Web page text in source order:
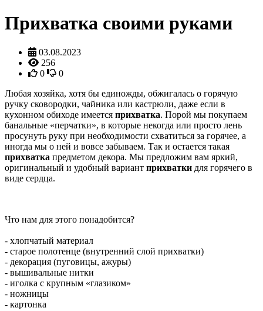
Прихватка своими руками
03.08.2023
256
0
0
Любая хозяйка, хотя бы единожды, обжигалась о горячую
ручку сковородки, чайника или кастрюли, даже если в
кухонном обиходе имеется прихватка. Порой мы покупаем
банальные «перчатки», в которые некогда или просто лень
просунуть руку при необходимости схватиться за горячее, а
иногда мы о ней и вовсе забываем. Так и остается такая
прихватка предметом декора. Мы предложим вам яркий,
оригинальный и удобный вариант прихватки для горячего в
виде сердца.
Что нам для этого понадобится?
- хлопчатый материал
- старое полотенце (внутренний слой прихватки)
- декорация (пуговицы, ажуры)
- вышивальные нитки
- иголка с крупным «глазиком»
- ножницы
- картонка